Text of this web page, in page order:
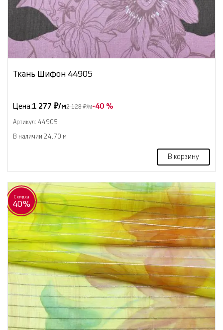
Ткань Шифон 44905
Цена:1 277 ₽/м2 128 ₽/м-40 %
Артикул: 44905
В наличии 24.70 м
В корзину
Скидка
40%